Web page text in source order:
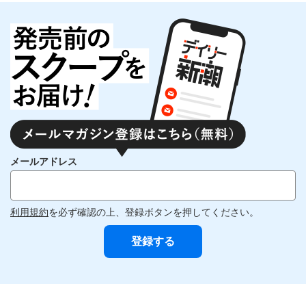
メールアドレス
利用規約を必ず確認の上、登録ボタンを押してください。